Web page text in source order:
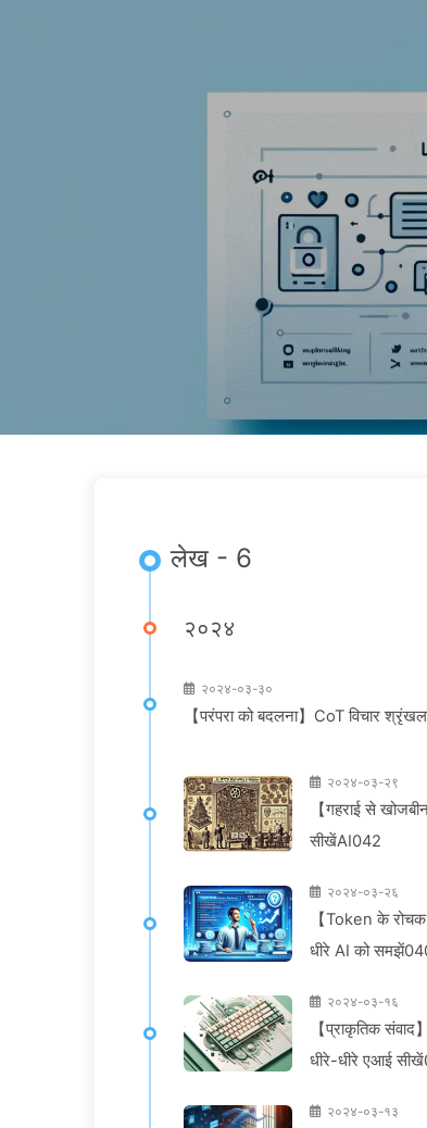
लेख - 6
२०२४
२०२४-०३-३०
【परंपरा को बदलना】CoT विचार
२०२४-०३-२९
【गहराई से
सीखेंAI042
२०२४-०३-२६
【Token के
धीरे AI को
२०२४-०३-१६
【प्राकृतिक
धीरे-धीरे एआई
२०२४-०३-१३